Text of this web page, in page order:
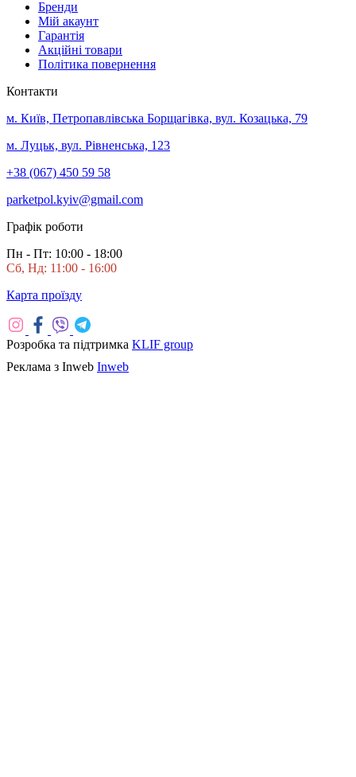
Бренди
Мій акаунт
Гарантія
Акційні товари
Політика повернення
Контакти
м. Київ, Петропавлівська Борщагівка, вул. Козацька, 79
м. Луцьк, вул. Рівненська, 123
+38 (067) 450 59 58
parketpol.kyiv@gmail.com
Графік роботи
Пн - Пт: 10:00 - 18:00
Сб, Нд: 11:00 - 16:00
Карта проїзду
Розробка та підтримка KLIF group
Реклама з Inweb Inweb